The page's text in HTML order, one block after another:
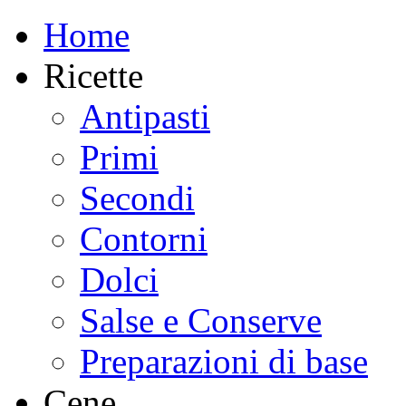
Home
Ricette
Antipasti
Primi
Secondi
Contorni
Dolci
Salse e Conserve
Preparazioni di base